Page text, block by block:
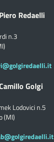
Redaelli
n.3
Golgi
Lodovici n.5
(MI)